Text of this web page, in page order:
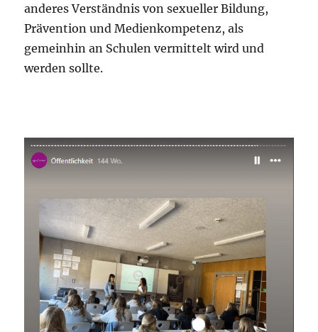
anderes Verständnis von sexueller Bildung,
Prävention und Medienkompetenz, als
gemeinhin an Schulen vermittelt wird und
werden sollte.